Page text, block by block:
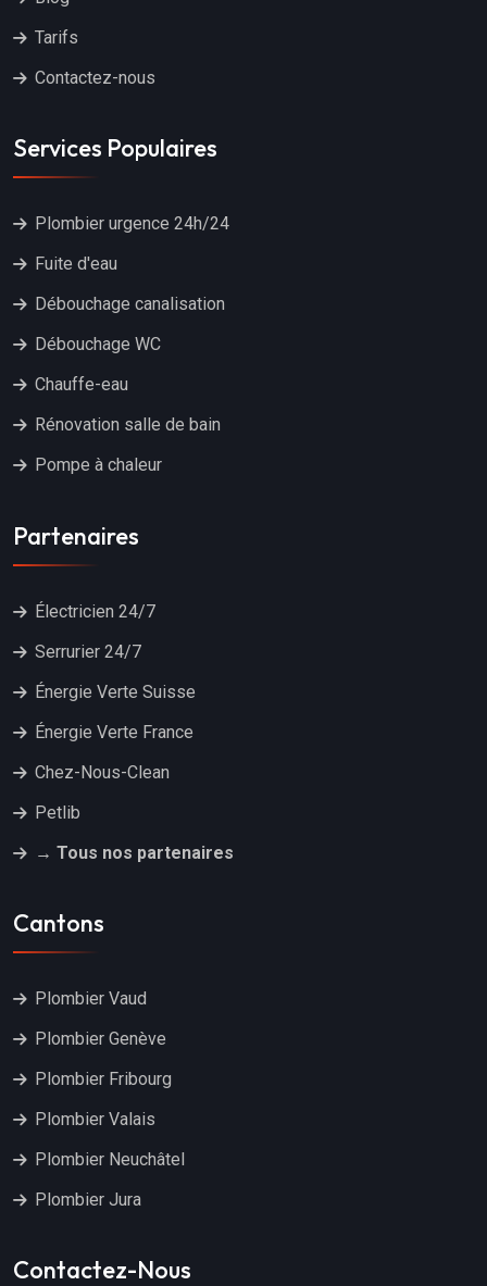
Tarifs
Contactez-nous
Services Populaires
Plombier urgence 24h/24
Fuite d'eau
Débouchage canalisation
Débouchage WC
Chauffe-eau
Rénovation salle de bain
Pompe à chaleur
Partenaires
Électricien 24/7
Serrurier 24/7
Énergie Verte Suisse
Énergie Verte France
Chez-Nous-Clean
Petlib
→ Tous nos partenaires
Cantons
Plombier Vaud
Plombier Genève
Plombier Fribourg
Plombier Valais
Plombier Neuchâtel
Plombier Jura
Contactez-Nous